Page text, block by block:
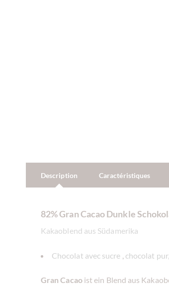
Description Caractéristiques
82% Gran Cacao Dunkle
Kakaoblend aus Südamerika
Chocolat avec sucre , chocolat
Gran Cacaoist ein Blend aus